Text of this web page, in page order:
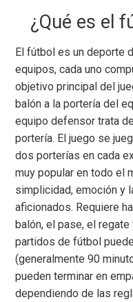
¿Qué es el
El fútbol es un deporte
equipos, cada uno
objetivo principal del
balón a la portería del
equipo defensor trata
portería. El juego se
dos porterías en cada
muy popular en todo el
simplicidad, emoción y
aficionados. Requiere
balón, el pase, el
partidos de fútbol
(generalmente 90
pueden terminar en
dependiendo de las